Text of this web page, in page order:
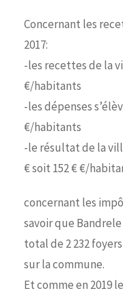
Concernant les
2017:
-les recettes de la
€/habitants
-les dépenses
€/habitants
-le résultat de la
€ soit 152 € €/
concernant les
savoir que
total de 2 232
sur la commune.
Et comme en 2019